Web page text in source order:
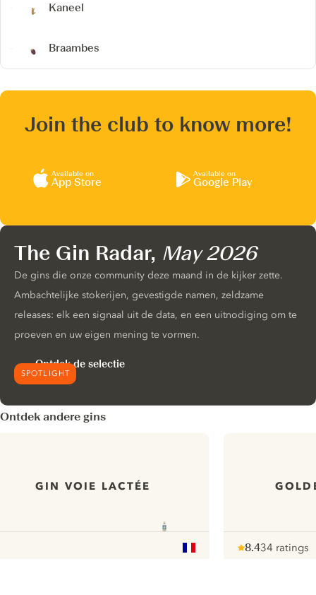
Kaneel
Braambes
Join the club to know more!
Available on
App Store
Available on
Google Play
SPOTLIGHT
The Gin Radar, May 2026
De gins die onze community deze maand in de kijker zette.
Ambachtelijke stokerijen, gevestigde namen, zeldzame
releases: elk een signaal uit de data, en een uitnodiging om te
proeven en uw eigen mening te vormen.
Ontdek de selectie
Ontdek andere gins
GIN VOIE LACTÉE
8.434 ratings